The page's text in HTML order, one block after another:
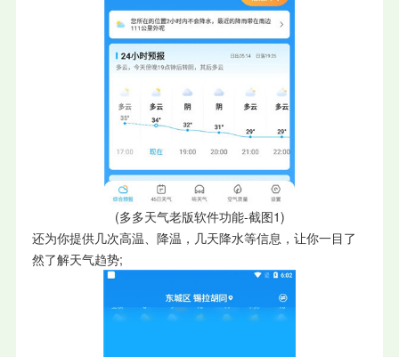
(多多天气老版软件功能-截图1)
还为你提供几次高温、降温，几天降水等信息，让你一目了
然了解天气趋势;